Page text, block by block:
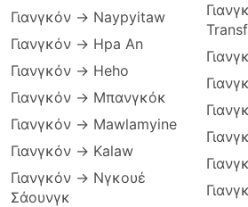
Γιανγκόν → Naypyitaw
Γιανγκόν → Hpa An
Γιανγκόν → Heho
Γιανγκόν → Μπανγκόκ
Γιανγκόν → Mawlamyine
Γιανγκόν → Kalaw
Γιανγκόν → Νγκουέ
Σάουνγκ